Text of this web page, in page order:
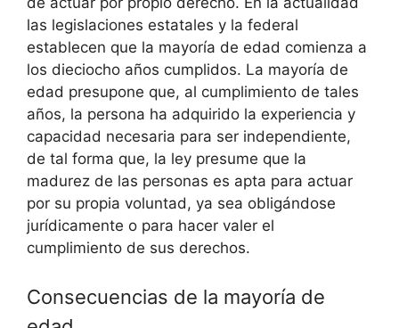
las legislaciones estatales y la federal
establecen que la mayoría de edad comienza a
los dieciocho años cumplidos. La mayoría de
edad presupone que, al cumplimiento de tales
años, la persona ha adquirido la experiencia y
capacidad necesaria para ser independiente,
de tal forma que, la ley presume que la
madurez de las personas es apta para actuar
por su propia voluntad, ya sea obligándose
jurídicamente o para hacer valer el
cumplimiento de sus derechos.
Consecuencias de la mayoría de